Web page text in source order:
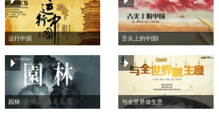
运行中国 舌尖上的中国I
园林 与全世界做生意